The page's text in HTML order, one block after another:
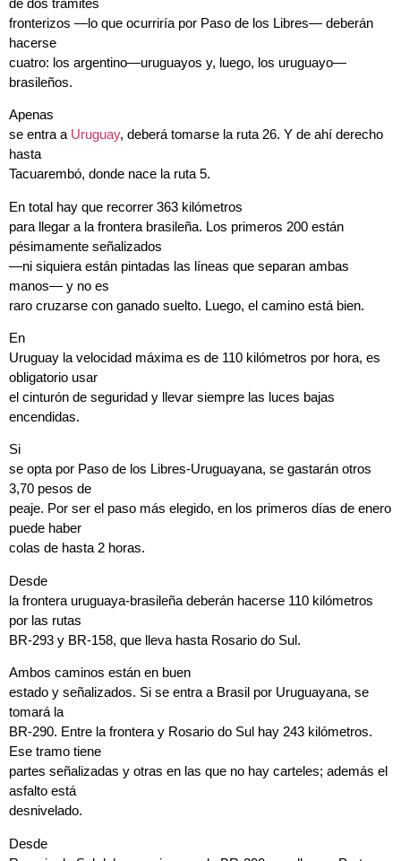
de dos trámites
fronterizos —lo que ocurriría por Paso de los Libres— deberán
hacerse
cuatro: los argentino—uruguayos y, luego, los uruguayo—
brasileños.
Apenas
se entra a Uruguay, deberá tomarse la ruta 26. Y de ahí derecho
hasta
Tacuarembó, donde nace la ruta 5.
En total hay que recorrer 363 kilómetros
para llegar a la frontera brasileña. Los primeros 200 están
pésimamente señalizados
—ni siquiera están pintadas las líneas que separan ambas
manos— y no es
raro cruzarse con ganado suelto. Luego, el camino está bien.
En
Uruguay la velocidad máxima es de 110 kilómetros por hora, es
obligatorio usar
el cinturón de seguridad y llevar siempre las luces bajas
encendidas.
Si
se opta por Paso de los Libres-Uruguayana, se gastarán otros
3,70 pesos de
peaje. Por ser el paso más elegido, en los primeros días de enero
puede haber
colas de hasta 2 horas.
Desde
la frontera uruguaya-brasileña deberán hacerse 110 kilómetros
por las rutas
BR-293 y BR-158, que lleva hasta Rosario do Sul.
Ambos caminos están en buen
estado y señalizados. Si se entra a Brasil por Uruguayana, se
tomará la
BR-290. Entre la frontera y Rosario do Sul hay 243 kilómetros.
Ese tramo tiene
partes señalizadas y otras en las que no hay carteles; además el
asfalto está
desnivelado.
Desde